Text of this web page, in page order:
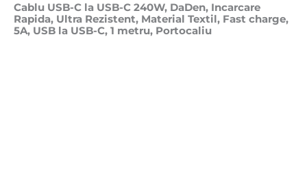
Cablu USB-C la USB-C 240W, DaDen, Incarcare
Rapida, Ultra Rezistent, Material Textil, Fast charge,
5A, USB la USB-C, 1 metru, Portocaliu